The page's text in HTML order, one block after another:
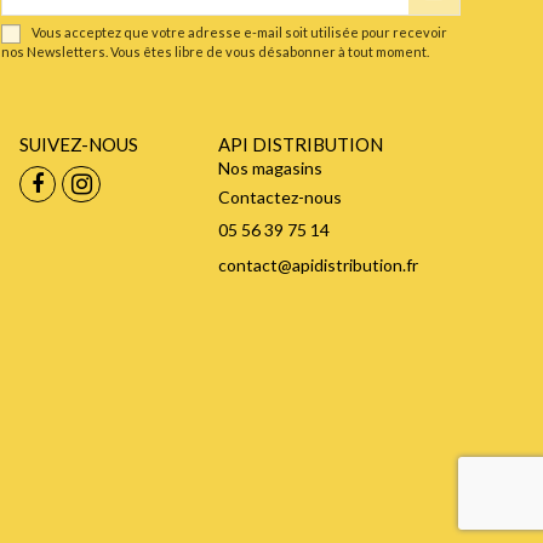
Vous acceptez que votre adresse e-mail soit utilisée pour recevoir
nos Newsletters. Vous êtes libre de vous désabonner à tout moment.
SUIVEZ-NOUS API DISTRIBUTION
Nos magasins
Contactez-nous
05 56 39 75 14
contact@apidistribution.fr